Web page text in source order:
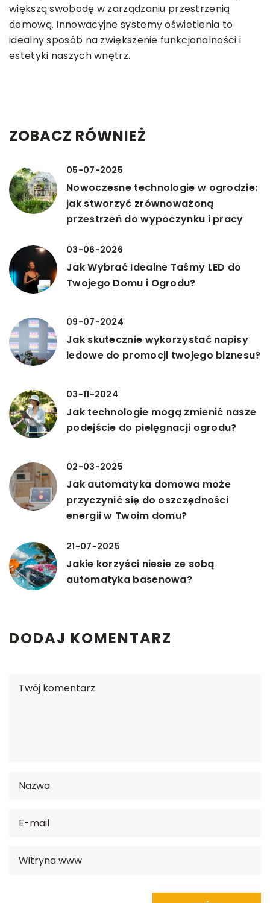
większą swobodę w zarządzaniu przestrzenią
domową. Innowacyjne systemy oświetlenia to
idealny sposób na zwiększenie funkcjonalności i
estetyki naszych wnętrz.
ZOBACZ RÓWNIEŻ
05-07-2025
Nowoczesne technologie w ogrodzie:
jak stworzyć zrównoważoną
przestrzeń do wypoczynku i pracy
03-06-2026
Jak Wybrać Idealne Taśmy LED do
Twojego Domu i Ogrodu?
09-07-2024
Jak skutecznie wykorzystać napisy
ledowe do promocji twojego biznesu?
03-11-2024
Jak technologie mogą zmienić nasze
podejście do pielęgnacji ogrodu?
02-03-2025
Jak automatyka domowa może
przyczynić się do oszczędności
energii w Twoim domu?
21-07-2025
Jakie korzyści niesie ze sobą
automatyka basenowa?
DODAJ KOMENTARZ